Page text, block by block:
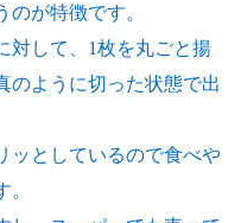
が特徴です。
対して、1枚を丸ごと揚
のように切った状態で出
ッとしているので食べや